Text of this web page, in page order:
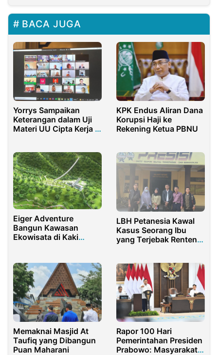
BACA JUGA
Yorrys Sampaikan
Keterangan dalam Uji
Materi UU Cipta Kerja di
KPK Endus Aliran Dana
Korupsi Haji ke
Rekening Ketua PBNU
Eiger Adventure
Bangun Kawasan
Ekowisata di Kaki
LBH Petanesia Kawal
Kasus Seorang Ibu
yang Terjebak Rentenir
Memaknai Masjid At
Taufiq yang Dibangun
Puan Maharani
Rapor 100 Hari
Pemerintahan Presiden
Prabowo: Masyarakat